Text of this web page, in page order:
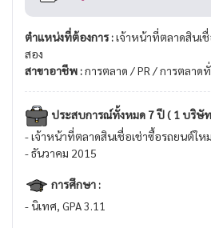
ตำแหน่งที่ต้องการ :เจ้าหน้าที่ตลาดสินเ
สอง
สาขาอาชีพ :การตลาด / PR / การตลาด
ประสบการณ์ทั้งหมด 7 ปี ( 1 บริษั
- เจ้าหน้าที่ตลาดสินเชื่อเช่าซื้อรถยนต์ใ
- ธันวาคม 2015
การศึกษา :
- นิเทศ, GPA 3.11